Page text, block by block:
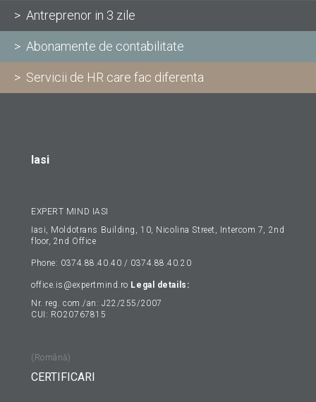
> Antreprenor in 3 zile
> Abonamente de contabilitate
> Servicii de HR care fac diferenta
Iasi
EXPERT MIND IASI
Iasi, Moldotrans Building, 10, Nicolina Street, Intercom 7, 2nd
floor, 2nd Office
Phone: 0374.88.40.40 / 0374.88.40.20
office.is@expertmind.ro Legal details:
Nr. reg. com./an: J22/255/2007
CUI: RO20767815
(Română)
CERTIFICARI